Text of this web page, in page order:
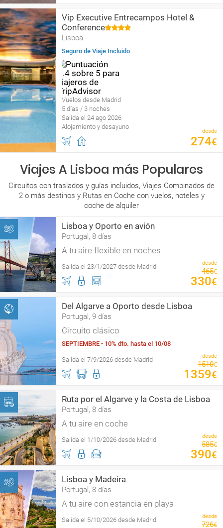
Vip Executive Entrecampos Hotel &
Conference
Lisboa
Seguro de Viaje Incluido
Vuelos desde Madrid
5 días / 3 noches
Salida el 24 ago 2026
Alojamiento y desayuno
desde
274€
Viajes A Lisboa más Populares
Circuitos con traslados y guías incluidos, Viajes Combinados de
2 o más destinos y Rutas en Coche con vuelos, hoteles y
coche de alquiler
Lisboa y Oporto en avión
Portugal, 8 días
A tu aire flexible en noches
Salida el 23/1/2027 desde Madrid desde
465€
330€
Del Algarve a Oporto desde Lisboa
Portugal, 9 días
Circuito clásico
SEPTIEMBRE - 10% dto. hasta el 10/08
Salida el 7/9/2026 desde Madrid desde
1510€
1359€
Ruta por el Algarve y la Costa de Lisboa
Portugal, 8 días
A tu aire en coche
Salida el 1/10/2026 desde Madrid desde
585€
390€
Lisboa y Madeira
Portugal, 8 días
A tu aire con estancia en playa
Salida el 5/10/2026 desde Madrid desde
726€